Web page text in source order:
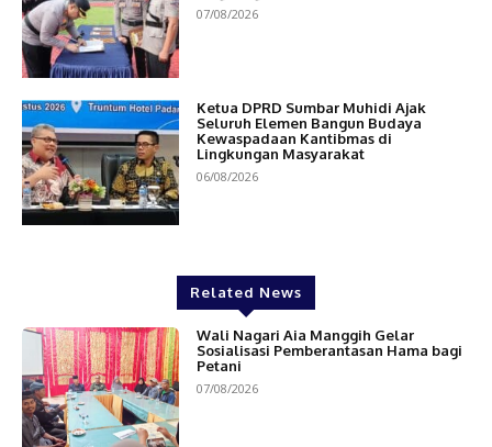
07/08/2026
Ketua DPRD Sumbar Muhidi Ajak
Seluruh Elemen Bangun Budaya
Kewaspadaan Kantibmas di
Lingkungan Masyarakat
06/08/2026
Related News
Wali Nagari Aia Manggih Gelar
Sosialisasi Pemberantasan Hama bagi
Petani
07/08/2026